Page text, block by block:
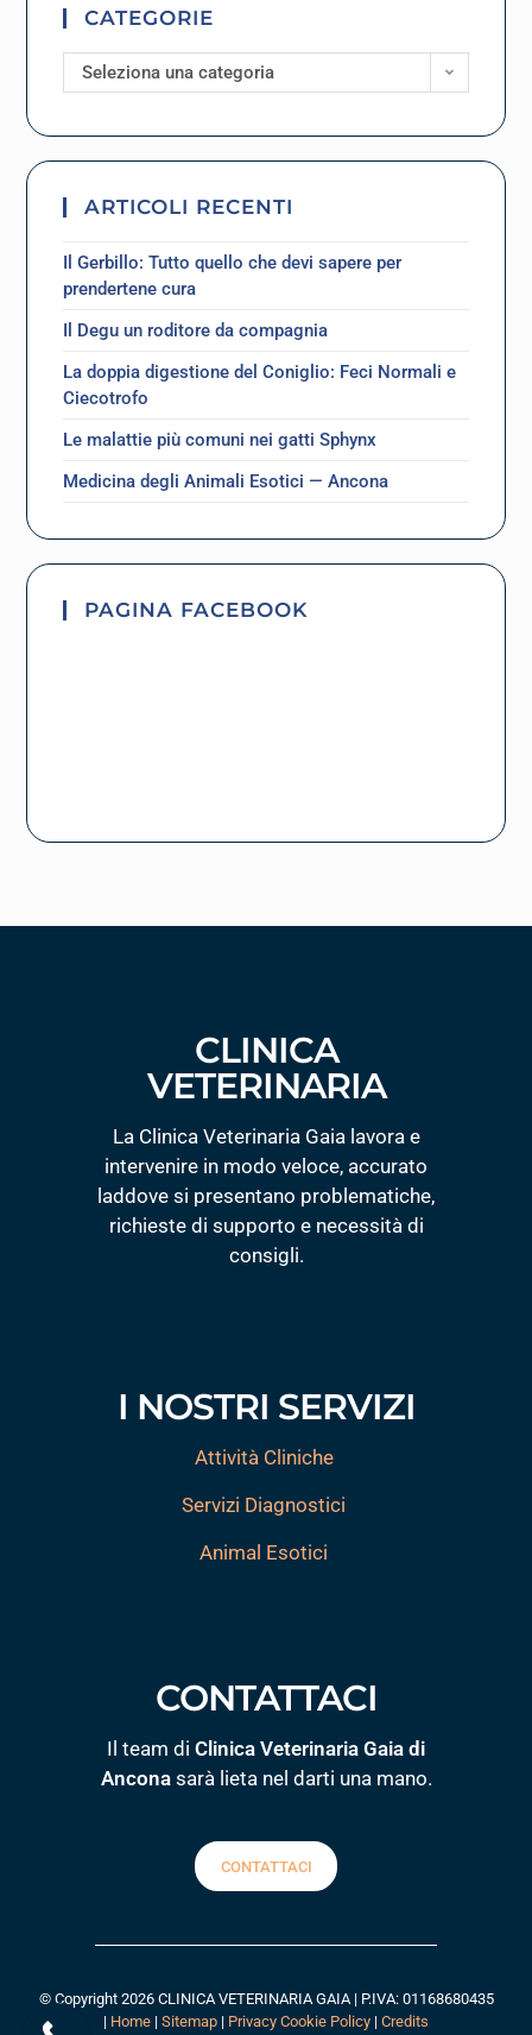
CATEGORIE
Seleziona una categoria
ARTICOLI RECENTI
Il Gerbillo: Tutto quello che devi sapere per
prendertene cura
Il Degu un roditore da compagnia
La doppia digestione del Coniglio: Feci Normali e
Ciecotrofo
Le malattie più comuni nei gatti Sphynx
Medicina degli Animali Esotici — Ancona
PAGINA FACEBOOK
CLINICA
VETERINARIA
La Clinica Veterinaria Gaia lavora e
intervenire in modo veloce, accurato
laddove si presentano problematiche,
richieste di supporto e necessità di
consigli.
I NOSTRI SERVIZI
Attività Cliniche
Servizi Diagnostici
Animal Esotici
CONTATTACI
Il team di Clinica Veterinaria Gaia di
Anconasarà lieta nel darti una mano.
CONTATTACI
© Copyright 2026 CLINICA VETERINARIA GAIA | P.IVA: 01168680435
| Home | Sitemap | Privacy Cookie Policy | Credits